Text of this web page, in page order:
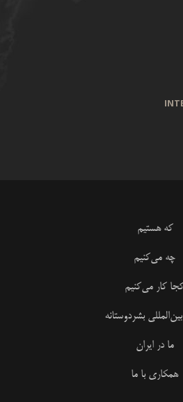
که هستیم
چه می‌کنیم
کار می‌کنیم
بشردوستانه
ما در ایران
همکاری با ما